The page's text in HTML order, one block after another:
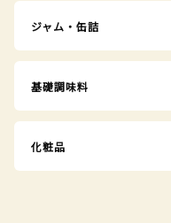
ジャム・缶詰
基礎調味料
化粧品